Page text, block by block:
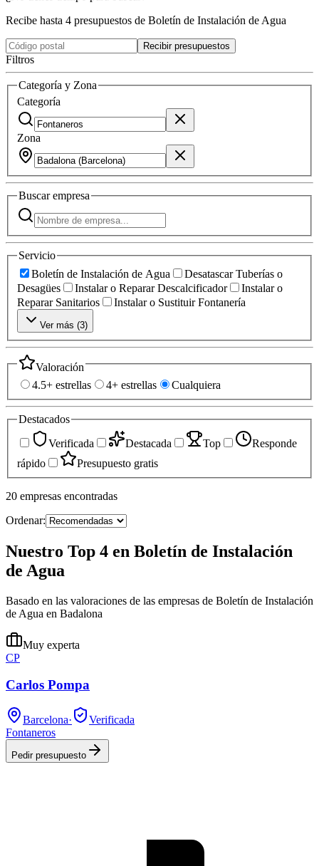
Recibe hasta 4 presupuestos de Boletín de Instalación de Agua
Recibir presupuestos
Filtros
Categoría y Zona
Categoría
Zona
Buscarempresa
Servicio
Boletín de Instalación de Agua
Desatascar Tuberías o
Desagües
Instalar o Reparar Descalcificador
Instalar o
Reparar Sanitarios
Instalar o Sustituir Fontanería
Ver más (3)
Valoración
4.5+ estrellas
4+ estrellas Cualquiera
Destacados
Verificada
Destacada Top
Responde
rápido
Presupuesto gratis
20 empresas encontradas
Ordenar:
Nuestro Top 4 en Boletín de Instalación
de Agua
Basado en las valoraciones de las empresas de Boletín de Instalación
de Agua en Badalona
Muy experta
CP
Carlos Pompa
Barcelona·
Verificada
Fontaneros
Pedir presupuesto